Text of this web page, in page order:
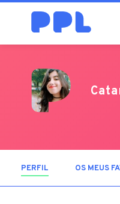
PERFIL (SEPARADOR
OS MEUS